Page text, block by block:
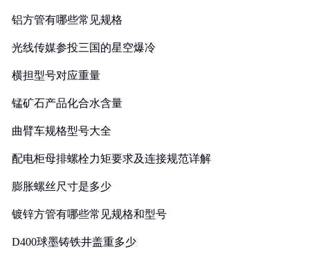
铝方管有哪些常见规格
光线传媒参投三国的星空爆冷
横担型号对应重量
锰矿石产品化合水含量
曲臂车规格型号大全
配电柜母排螺栓力矩要求及连接规范详解
膨胀螺丝尺寸是多少
镀锌方管有哪些常见规格和型号
D400球墨铸铁井盖重多少